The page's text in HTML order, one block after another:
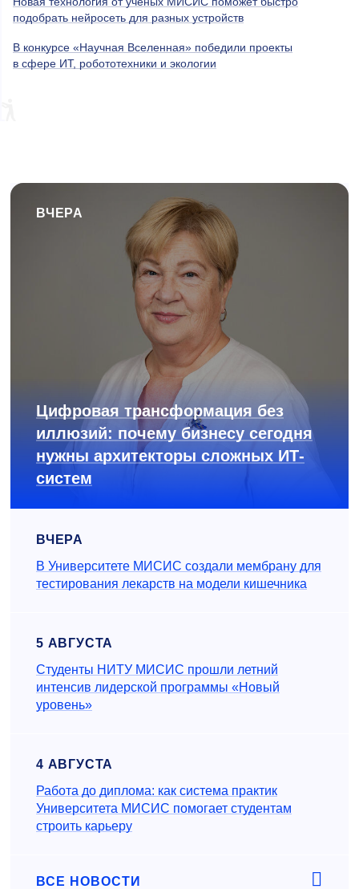
подобрать нейросеть для разных устройств
В конкурсе «Научная Вселенная» победили проекты
в сфере ИТ, робототехники и экологии
ВЧЕРА
Цифровая трансформация без
иллюзий: почему бизнесу сегодня
нужны архитекторы сложных ИТ-
систем
ВЧЕРА
В Университете МИСИС создали мембрану для
тестирования лекарств на модели кишечника
5 АВГУСТА
Студенты НИТУ МИСИС прошли летний
интенсив лидерской программы «Новый
уровень»
4 АВГУСТА
Работа до диплома: как система практик
Университета МИСИС помогает студентам
строить карьеру
ВСЕ НОВОСТИ